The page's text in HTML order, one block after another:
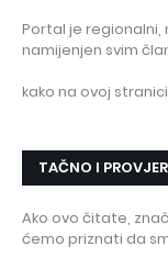
Portal je
namijenjen svim
kako na ovoj
TAČNO I
Ako ovo čitate,
ćemo priznati da